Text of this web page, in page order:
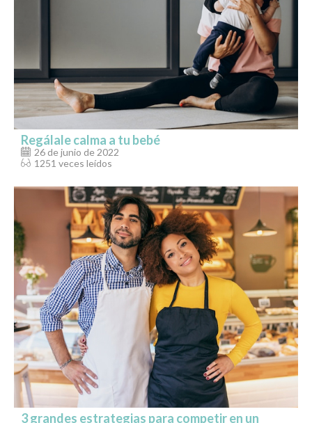
Regálale calma a tu bebé
26 de junio de 2022
1251 veces leídos
3 grandes estrategias para competir en un